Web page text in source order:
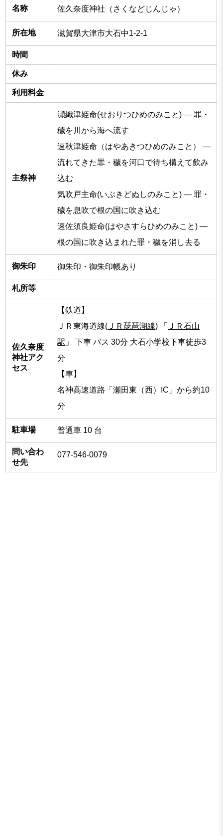
名称 佐久奈度神社（さくなどじんじゃ）
所在地 滋賀県大津市大石中1-2-1
時間
休み
利用料金
主祭神
瀬織津姫命(せおりつひめのみこと) ― 罪・
穢を川から海へ流す
速秋津姫命（はやあきつひめのみこと） ―
流れてきた罪・穢を河口で待ち構えて飲み
込む
気吹戸主命(いぶきどぬしのみこと) ― 罪・
穢を息吹で根の国に吹き込む
速佐須良姫命(はやさすらひめのみこと) ―
根の国に吹き込まれた罪・穢を消し去る
御朱印 御朱印・御朱印帳あり
札所等
佐久奈度
神社アク
セス
【鉄道】
ＪＲ東海道線( ＪＲ琵琶湖線) 「
ＪＲ石山
駅 」 下車 バス 30分 大石小学校下車徒歩3
分
【車】
名神高速道路「瀬田東（西）IC」から約10
分
駐車場 普通車 10 台
問い合わ
せ先
077-546-0079